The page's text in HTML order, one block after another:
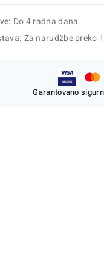
Do 4 radna dana
Za narudžbe preko
Garantovano